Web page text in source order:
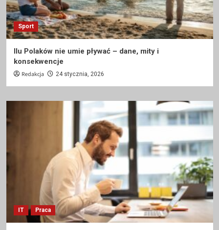
Sport
Ilu Polaków nie umie pływać – dane, mity i
konsekwencje
Redakcja 24 stycznia, 2026
IT Praca